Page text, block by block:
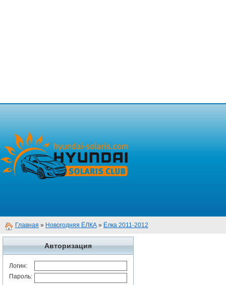
Главная » Новогодняя ЁЛКА » Ёлка 2011-2012
Авторизация
Логин:
Пароль: